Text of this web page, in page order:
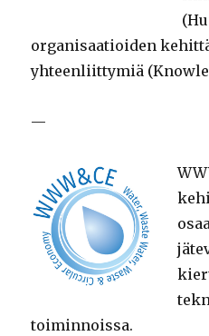
organisaatioiden
yhteenliittymiä
—
toiminnoissa.